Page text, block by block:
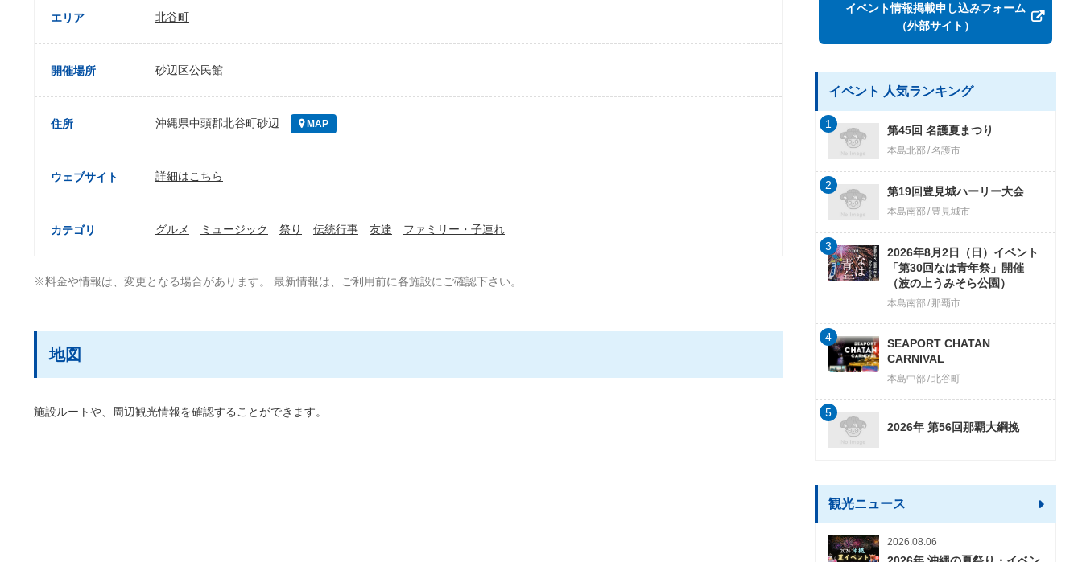
エリア 北谷町
開催場所 砂辺区公民館
住所 沖縄県中頭郡北谷町砂辺 MAP
ウェブサイト 詳細はこちら
カテゴリ グルメ ミュージック 祭り 伝統行事 友達 ファミリー・子連れ
※料金や情報は、変更となる場合があります。 最新情報は、ご利用前に各施設にご確認下さい。
地図
施設ルートや、周辺観光情報を確認することができます。
イベント情報掲載申し込みフォーム
（外部サイト）
イベント 人気ランキング
第45回 名護夏まつり
本島北部 名護市
1
第19回豊見城ハーリー大会
本島南部 豊見城市
2
2026年8月2日（日）イベント
「第30回なは青年祭」開催
（波の上うみそら公園）
本島南部 那覇市
3
SEAPORT CHATAN
CARNIVAL
本島中部 北谷町
4
2026年 第56回那覇大綱挽
5
観光ニュース
2026.08.06